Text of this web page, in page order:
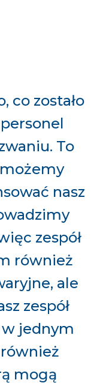
co zostało
To
nasz
zespół
również
ale
zespół
w jednym
mogą